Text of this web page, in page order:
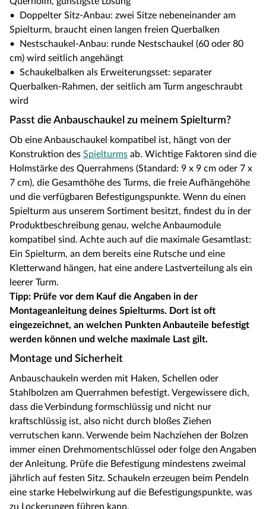
• Doppelter Sitz-Anbau: zwei Sitze nebeneinander am
Spielturm, braucht einen langen freien Querbalken
• Nestschaukel-Anbau: runde Nestschaukel (60 oder 80
cm) wird seitlich angehängt
• Schaukelbalken als Erweiterungsset: separater
Querbalken-Rahmen, der seitlich am Turm angeschraubt
wird
Passt die Anbauschaukel zu meinem Spielturm?
Ob eine Anbauschaukel kompatibel ist, hängt von der
Konstruktion des Spielturms ab. Wichtige Faktoren sind die
Holmstärke des Querrahmens (Standard: 9 x 9 cm oder 7 x
7 cm), die Gesamthöhe des Turms, die freie Aufhängehöhe
und die verfügbaren Befestigungspunkte. Wenn du einen
Spielturm aus unserem Sortiment besitzt, findest du in der
Produktbeschreibung genau, welche Anbaumodule
kompatibel sind. Achte auch auf die maximale Gesamtlast:
Ein Spielturm, an dem bereits eine Rutsche und eine
Kletterwand hängen, hat eine andere Lastverteilung als ein
leerer Turm.
Tipp: Prüfe vor dem Kauf die Angaben in der
Montageanleitung deines Spielturms. Dort ist oft
eingezeichnet, an welchen Punkten Anbauteile befestigt
werden können und welche maximale Last gilt.
Montage und Sicherheit
Anbauschaukeln werden mit Haken, Schellen oder
Stahlbolzen am Querrahmen befestigt. Vergewissere dich,
dass die Verbindung formschlüssig und nicht nur
kraftschlüssig ist, also nicht durch bloßes Ziehen
verrutschen kann. Verwende beim Nachziehen der Bolzen
immer einen Drehmomentschlüssel oder folge den Angaben
der Anleitung. Prüfe die Befestigung mindestens zweimal
jährlich auf festen Sitz. Schaukeln erzeugen beim Pendeln
eine starke Hebelwirkung auf die Befestigungspunkte, was
zu Lockerungen führen kann.